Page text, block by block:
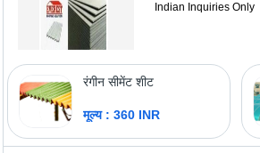
Indian Inquiries Only
रंगीन सीमेंट शीट
मूल्य : 360 INR